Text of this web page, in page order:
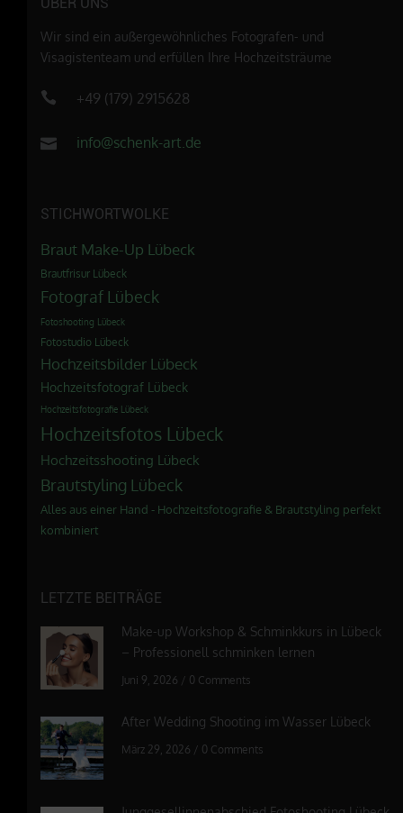
Wir sind ein außergewöhnliches Fotografen- und
Visagistenteam und erfüllen Ihre Hochzeitsträume
+49 (179) 2915628
info@schenk-art.de
STICHWORTWOLKE
Braut Make-Up Lübeck
Brautfrisur Lübeck
Fotograf Lübeck
Fotoshooting Lübeck
Fotostudio Lübeck
Hochzeitsbilder Lübeck
Hochzeitsfotograf Lübeck
Hochzeitsfotografie Lübeck
Hochzeitsfotos Lübeck
Hochzeitsshooting Lübeck
Brautstyling Lübeck
Alles aus einer Hand - Hochzeitsfotografie & Brautstyling perfekt
kombiniert
LETZTE BEITRÄGE
Make-up Workshop & Schminkkurs in Lübeck
– Professionell schminken lernen
Juni 9, 2026 / 0 Comments
After Wedding Shooting im Wasser Lübeck
März 29, 2026 / 0 Comments